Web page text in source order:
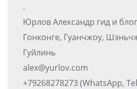
.
Юрлов Александр гид и
Гонконге, Гуанчжоу,
Гуйлинь
alex@yurlov.com
+79268278273 (WhatsApp,